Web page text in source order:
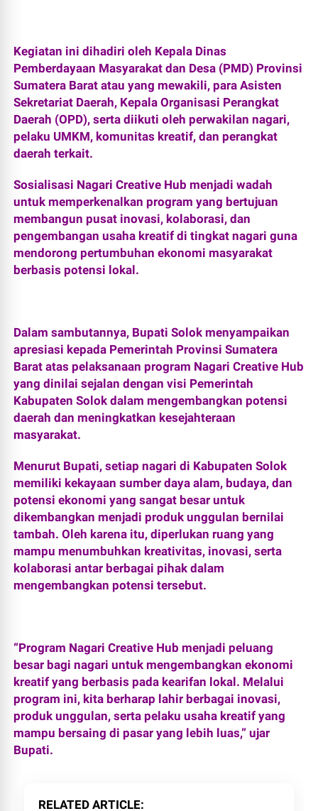
Kegiatan ini dihadiri oleh Kepala Dinas
Pemberdayaan Masyarakat dan Desa (PMD) Provinsi
Sumatera Barat atau yang mewakili, para Asisten
Sekretariat Daerah, Kepala Organisasi Perangkat
Daerah (OPD), serta diikuti oleh perwakilan nagari,
pelaku UMKM, komunitas kreatif, dan perangkat
daerah terkait.
Sosialisasi Nagari Creative Hub menjadi wadah
untuk memperkenalkan program yang bertujuan
membangun pusat inovasi, kolaborasi, dan
pengembangan usaha kreatif di tingkat nagari guna
mendorong pertumbuhan ekonomi masyarakat
berbasis potensi lokal.
Dalam sambutannya, Bupati Solok menyampaikan
apresiasi kepada Pemerintah Provinsi Sumatera
Barat atas pelaksanaan program Nagari Creative Hub
yang dinilai sejalan dengan visi Pemerintah
Kabupaten Solok dalam mengembangkan potensi
daerah dan meningkatkan kesejahteraan
masyarakat.
Menurut Bupati, setiap nagari di Kabupaten Solok
memiliki kekayaan sumber daya alam, budaya, dan
potensi ekonomi yang sangat besar untuk
dikembangkan menjadi produk unggulan bernilai
tambah. Oleh karena itu, diperlukan ruang yang
mampu menumbuhkan kreativitas, inovasi, serta
kolaborasi antar berbagai pihak dalam
mengembangkan potensi tersebut.
“Program Nagari Creative Hub menjadi peluang
besar bagi nagari untuk mengembangkan ekonomi
kreatif yang berbasis pada kearifan lokal. Melalui
program ini, kita berharap lahir berbagai inovasi,
produk unggulan, serta pelaku usaha kreatif yang
mampu bersaing di pasar yang lebih luas,” ujar
Bupati.
RELATED ARTICLE